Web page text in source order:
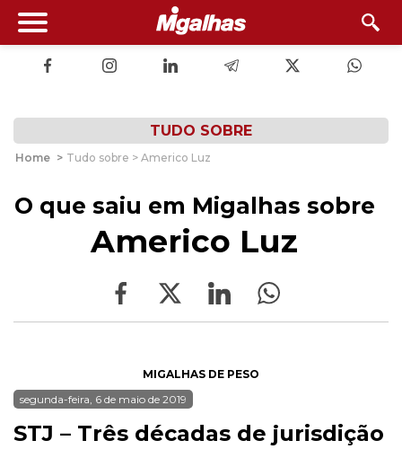
TUDO SOBRE
Home > Tudo sobre > Americo Luz
O que saiu em Migalhas sobre
Americo Luz
MIGALHAS DE PESO
segunda-feira, 6 de maio de 2019
STJ – Três décadas de jurisdição